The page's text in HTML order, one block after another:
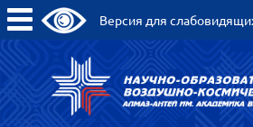
Версия для